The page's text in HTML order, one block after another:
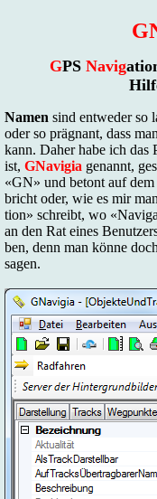
GPS Na­vig
Na­men sind ent­we­der so
oder so präg­nant, dass
kann. Da­her ha­be ich das
ist, GNavigia ge­nannt,
«GN» und be­tont auf
bricht oder, wie es mir
ti­on» schreibt, wo
an den Rat ei­nes
ben, denn man kön­ne
sa­gen.